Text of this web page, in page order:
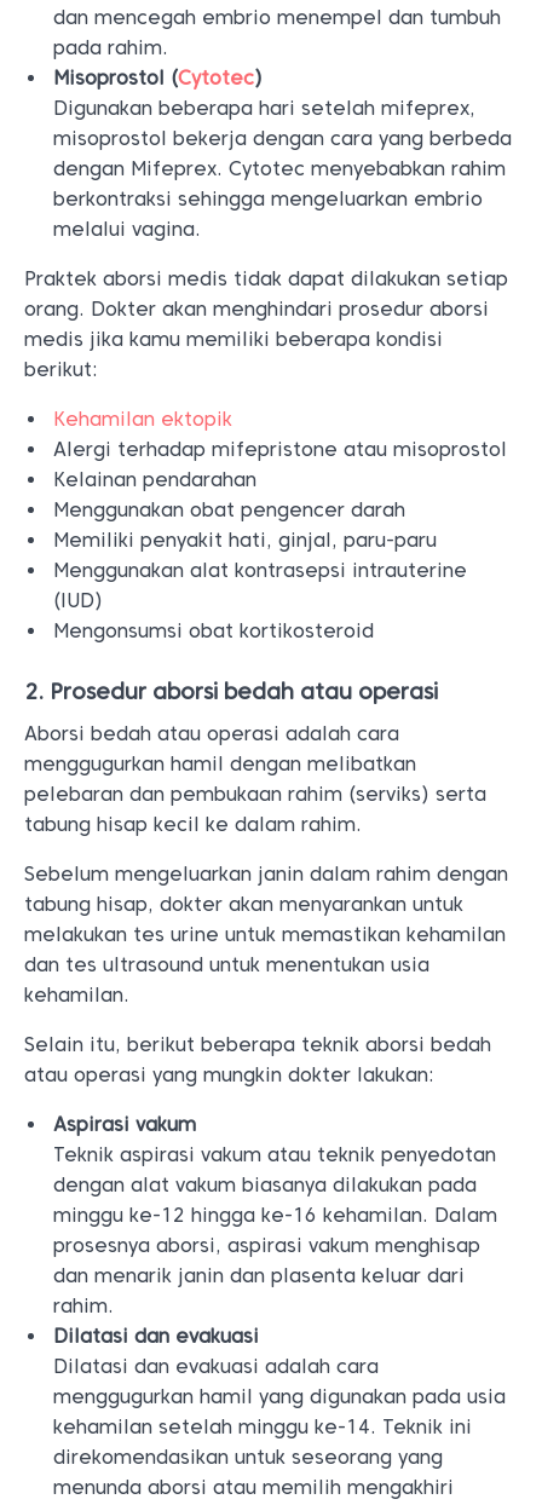
dan mencegah embrio menempel dan tumbuh
pada rahim.
Misoprostol (Cytotec)
Digunakan beberapa hari setelah mifeprex,
misoprostol bekerja dengan cara yang berbeda
dengan Mifeprex. Cytotec menyebabkan rahim
berkontraksi sehingga mengeluarkan embrio
melalui vagina.
Praktek aborsi medis tidak dapat dilakukan setiap
orang. Dokter akan menghindari prosedur aborsi
medis jika kamu memiliki beberapa kondisi
berikut:
Kehamilan ektopik
Alergi terhadap mifepristone atau misoprostol
Kelainan pendarahan
Menggunakan obat pengencer darah
Memiliki penyakit hati, ginjal, paru-paru
Menggunakan alat kontrasepsi intrauterine
(IUD)
Mengonsumsi obat kortikosteroid
2. Prosedur aborsi bedah atau operasi
Aborsi bedah atau operasi adalah cara
menggugurkan hamil dengan melibatkan
pelebaran dan pembukaan rahim (serviks) serta
tabung hisap kecil ke dalam rahim.
Sebelum mengeluarkan janin dalam rahim dengan
tabung hisap, dokter akan menyarankan untuk
melakukan tes urine untuk memastikan kehamilan
dan tes ultrasound untuk menentukan usia
kehamilan.
Selain itu, berikut beberapa teknik aborsi bedah
atau operasi yang mungkin dokter lakukan:
Aspirasi vakum
Teknik aspirasi vakum atau teknik penyedotan
dengan alat vakum biasanya dilakukan pada
minggu ke-12 hingga ke-16 kehamilan. Dalam
prosesnya aborsi, aspirasi vakum menghisap
dan menarik janin dan plasenta keluar dari
rahim.
Dilatasi dan evakuasi
Dilatasi dan evakuasi adalah cara
menggugurkan hamil yang digunakan pada usia
kehamilan setelah minggu ke-14. Teknik ini
direkomendasikan untuk seseorang yang
menunda aborsi atau memilih mengakhiri